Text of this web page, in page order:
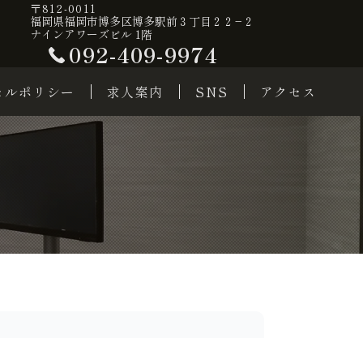
〒812-0011
福岡県福岡市博多区博多駅前３丁目２２−２
ナインアワーズビル 1階
092-409-9974
ポリシー 求人案内 SNS アクセス